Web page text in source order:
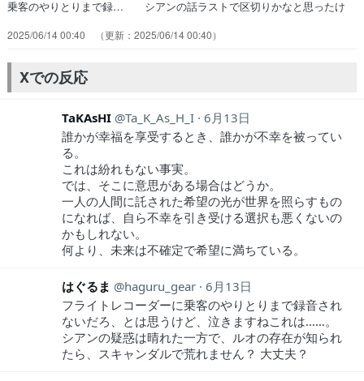
乗客のやりとりまで録… シアンの話ラストで区切りかなと思ったけ
ではなくちゃんと実… 利用していた側だろうに。幸運と引き換え
を知って離れていく人々。思い… ズダボコに面白いですね、、、涙腺
ゆるゆる… ・シアンの矢の命中率の高さは幸運補正だろ…
2025/06/14 00:40 2025/06/14 00:40
Xでの反応
TaKAsHI Ta_K_As_H_I 6月13日
誰かが幸福を享受するとき、誰かが不幸を被ってい
る。
これは紛れもない事実。
では、そこに意思がある場合はどうか。
一人の人間に託された希望の光が世界を照らすもの
になれば、自ら不幸を引き受ける選択も悪くないの
かもしれない。
何より、未来は不確定で希望に満ちている。
はぐるま haguru_gear 6月13日
フライトレコーダーに乗客のやりとりまで録音され
ないだろ、とは思うけど、泣きますねこれは……。
シアンの疑惑は晴れた一方で、ルオの存在が知られ
たら、スキャンダルで荒れません？ 大丈夫？